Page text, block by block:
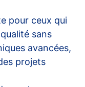
pour ceux qui
sans
avancées,
projets